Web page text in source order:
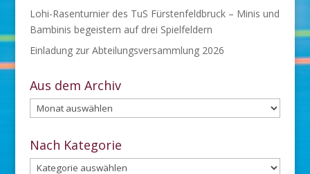
Lohi-Rasenturnier des TuS Fürstenfeldbruck – Minis und
Bambinis begeistern auf drei Spielfeldern
Einladung zur Abteilungsversammlung 2026
Aus dem Archiv
Aus
dem
Archiv
Nach Kategorie
Nach